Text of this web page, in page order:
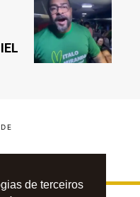
de terceiros